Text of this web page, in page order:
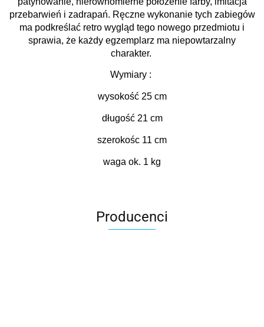
przebarwień i zadrapań. Ręczne wykonanie tych zabiegów
ma podkreślać retro wygląd tego nowego przedmiotu i
sprawia, że każdy egzemplarz ma niepowtarzalny
charakter.
Wymiary :
wysokość 25 cm
długość 21 cm
szerokośc 11 cm
waga ok. 1 kg
Producenci